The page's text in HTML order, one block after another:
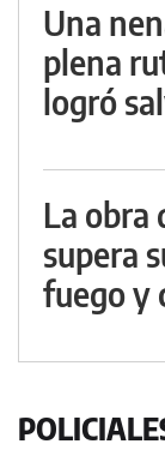
Una
plena
logró
La obra
supera
fuego y